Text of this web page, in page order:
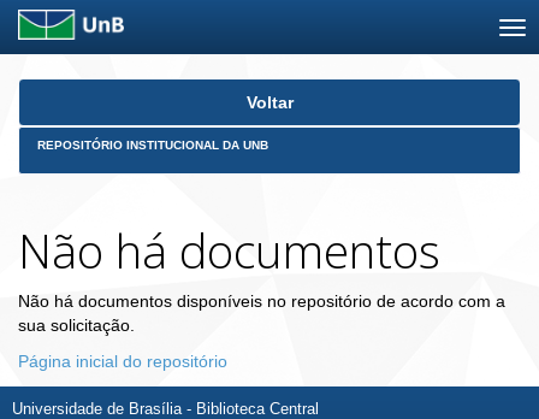
Skip
Voltar
REPOSITÓRIO INSTITUCIONAL DA UNB
Não há documentos
Não há documentos disponíveis no repositório de acordo com a
sua solicitação.
Página inicial do repositório
Universidade de Brasília - Biblioteca Central